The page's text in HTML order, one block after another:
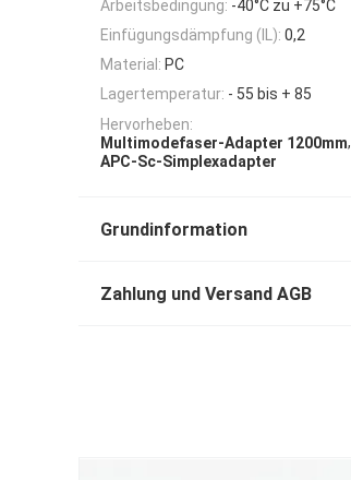
Arbeitsbedingung: -40°C zu +75°C
Einfügungsdämpfung (IL): 0,2
Material: PC
Lagertemperatur: - 55 bis + 85
Hervorheben:
Multimodefaser-Adapter 1200mm,
APC-Sc-Simplexadapter
Grundinformation
Zahlung und Versand AGB